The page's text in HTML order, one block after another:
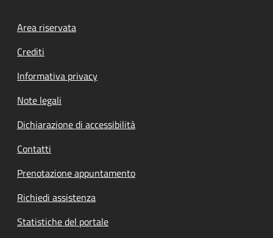
Footer menu
Area riservata
Crediti
Informativa privacy
Note legali
Dichiarazione di accessibilità
Contatti
Prenotazione appuntamento
Richiedi assistenza
Statistiche del portale